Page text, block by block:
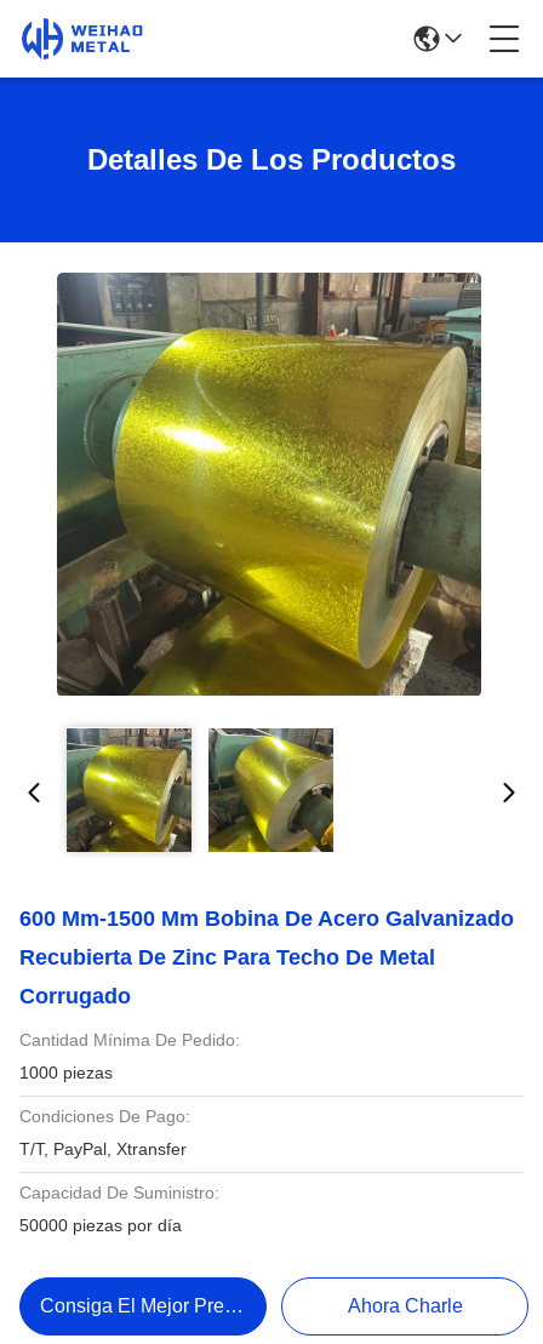
Detalles De Los Productos
600 Mm-1500 Mm Bobina De Acero Galvanizado
Recubierta De Zinc Para Techo De Metal
Corrugado
Cantidad Mínima De Pedido:
1000 piezas
Condiciones De Pago:
T/T, PayPal, Xtransfer
Capacidad De Suministro:
50000 piezas por día
Consiga El Mejor Precio Ahora Charle